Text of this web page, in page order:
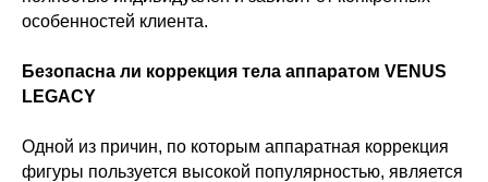
особенностей клиента.
Безопасна ли коррекция тела аппаратом VENUS
LEGACY
Одной из причин, по которым аппаратная коррекция
фигуры пользуется высокой популярностью, является